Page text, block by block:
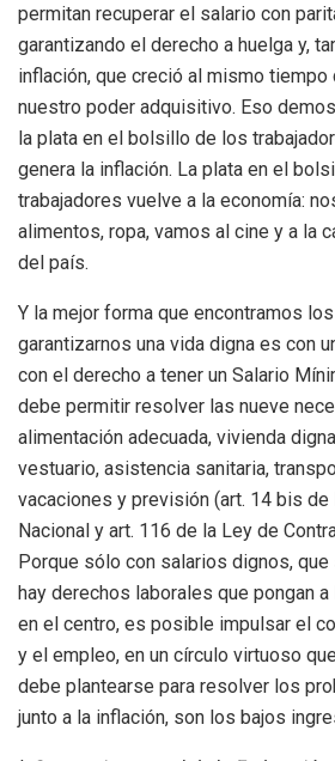
permitan recuperar el salario con
garantizando el derecho a huelga y,
inflación, que creció al mismo
nuestro poder adquisitivo. Eso
la plata en el bolsillo de los
genera la inflación. La plata en el
trabajadores vuelve a la economía:
alimentos, ropa, vamos al cine y a la
del país.
Y la mejor forma que encontramos
garantizarnos una vida digna es con
con el derecho a tener un Salario
debe permitir resolver las nueve
alimentación adecuada, vivienda
vestuario, asistencia sanitaria,
vacaciones y previsión (art. 14 bis de
Nacional y art. 116 de la Ley de
Porque sólo con salarios dignos,
hay derechos laborales que pongan
en el centro, es posible impulsar el
y el empleo, en un círculo virtuoso
debe plantearse para resolver los
junto a la inflación, son los bajos